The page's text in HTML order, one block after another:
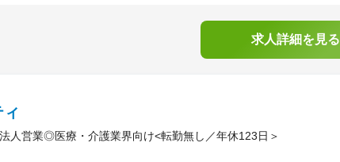
求人詳細を見る
人営業◎医療・介護業界向け<転勤無し／年休123日＞